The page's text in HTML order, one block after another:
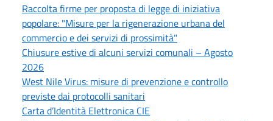
Raccolta firme per proposta di legge di iniziativa
popolare: "Misure per la rigenerazione urbana del
commercio e dei servizi di prossimità"
Chiusure estive di alcuni servizi comunali – Agosto
2026
West Nile Virus: misure di prevenzione e controllo
previste dai protocolli sanitari
Carta d’Identità Elettronica CIE